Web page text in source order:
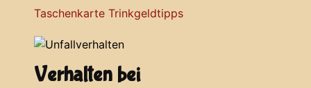
Taschenkarte Trinkgeldtipps
Verhalten bei